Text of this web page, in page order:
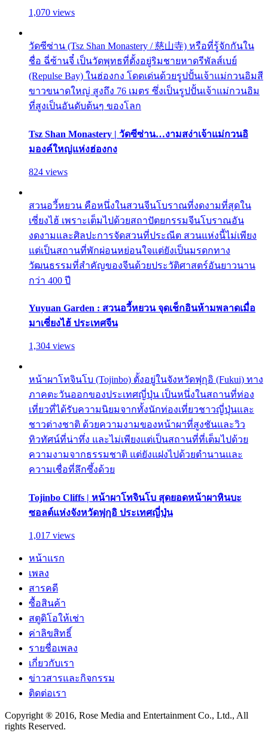
1,070 views
วัดซีซ่าน (Tsz Shan Monastery / 慈山寺) หรือที่รู้จักกันใน
ชื่อ ฉี่ซ้านจี๋ เป็นวัดพุทธที่ตั้งอยู่ริมชายหาดรีพัลส์เบย์
(Repulse Bay) ในฮ่องกง โดดเด่นด้วยรูปปั้นเจ้าแม่กวนอิมสี
ขาวขนาดใหญ่ สูงถึง 76 เมตร ซึ่งเป็นรูปปั้นเจ้าแม่กวนอิม
ที่สูงเป็นอันดับต้นๆ ของโลก
Tsz Shan Monastery | วัดซีซ่าน…งามสง่าเจ้าแม่กวนอิ
มองค์ใหญ่แห่งฮ่องกง
824 views
สวนอวี้หยวน คือหนึ่งในสวนจีนโบราณที่งดงามที่สุดใน
เซี่ยงไฮ้ เพราะเต็มไปด้วยสถาปัตยกรรมจีนโบราณอัน
งดงามและศิลปะการจัดสวนที่ประณีต สวนแห่งนี้ไม่เพียง
แต่เป็นสถานที่พักผ่อนหย่อนใจแต่ยังเป็นมรดกทาง
วัฒนธรรมที่สำคัญของจีนด้วยประวัติศาสตร์อันยาวนาน
กว่า 400 ปี
Yuyuan Garden : สวนอวี้หยวน จุดเช็กอินห้ามพลาดเมื่อ
มาเซี่ยงไฮ้ ประเทศจีน
1,304 views
หน้าผาโทจินโบ (Tojinbo) ตั้งอยู่ในจังหวัดฟุกุอิ (Fukui) ทาง
ภาคตะวันออกของประเทศญี่ปุ่น เป็นหนึ่งในสถานที่ท่อง
เที่ยวที่ได้รับความนิยมจากทั้งนักท่องเที่ยวชาวญี่ปุ่นและ
ชาวต่างชาติ ด้วยความงามของหน้าผาที่สูงชันและวิว
ทิวทัศน์ที่น่าทึ่ง และไม่เพียงแต่เป็นสถานที่ที่เต็มไปด้วย
ความงามจากธรรมชาติ แต่ยังแฝงไปด้วยตำนานและ
ความเชื่อที่ลึกซึ้งด้วย
Tojinbo Cliffs | หน้าผาโทจินโบ สุดยอดหน้าผาหินบะ
ซอลต์แห่งจังหวัดฟุกุอิ ประเทศญี่ปุ่น
1,017 views
หน้าแรก
เพลง
สารคดี
ซื้อสินค้า
สตูดิโอให้เช่า
ค่าลิขสิทธิ์
รายชื่อเพลง
เกี่ยวกับเรา
ข่าวสารและกิจกรรม
ติดต่อเรา
Copyright ® 2016, Rose Media and Entertainment Co., Ltd., All
rights Reserved.